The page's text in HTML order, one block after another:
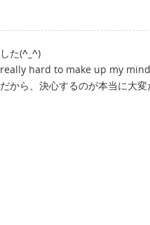
た(^_^)
hard to make up my
から、決心するのが本当に大変